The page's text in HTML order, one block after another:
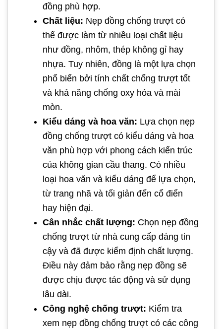
đồng phù hợp.
Chất liệu: Nẹp đồng chống trượt có
thể được làm từ nhiều loại chất liệu
như đồng, nhôm, thép không gỉ hay
nhựa. Tuy nhiên, đồng là một lựa chọn
phổ biến bởi tính chất chống trượt tốt
và khả năng chống oxy hóa và mài
mòn.
Kiểu dáng và hoa văn: Lựa chọn nẹp
đồng chống trượt có kiểu dáng và hoa
văn phù hợp với phong cách kiến trúc
của không gian cầu thang. Có nhiều
loại hoa văn và kiểu dáng để lựa chọn,
từ trang nhã và tối giản đến cổ điển
hay hiện đại.
Cân nhắc chất lượng: Chọn nẹp đồng
chống trượt từ nhà cung cấp đáng tin
cậy và đã được kiểm định chất lượng.
Điều này đảm bảo rằng nẹp đồng sẽ
được chịu được tác động và sử dụng
lâu dài.
Công nghệ chống trượt: Kiểm tra
xem nẹp đồng chống trượt có các công